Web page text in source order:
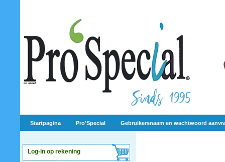
Startpagina Pro'Special Gebruikersnaam en wachtwoord
Log-in op rekening